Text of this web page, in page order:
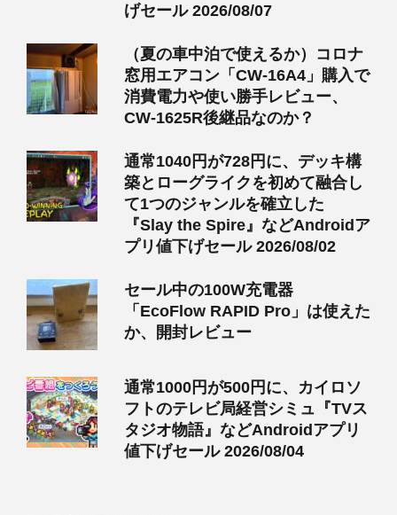
げセール 2026/08/07
（夏の車中泊で使えるか）コロナ
窓用エアコン「CW-16A4」購入で
消費電力や使い勝手レビュー、
CW-1625R後継品なのか？
通常1040円が728円に、デッキ構
築とローグライクを初めて融合し
て1つのジャンルを確立した
『Slay the Spire』などAndroidア
プリ値下げセール 2026/08/02
セール中の100W充電器
「EcoFlow RAPID Pro」は使えた
か、開封レビュー
通常1000円が500円に、カイロソ
フトのテレビ局経営シミュ『TVス
タジオ物語』などAndroidアプリ
値下げセール 2026/08/04